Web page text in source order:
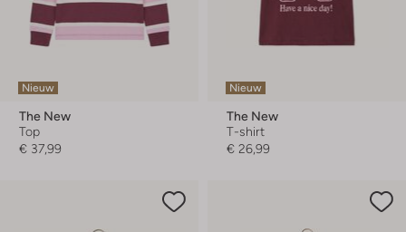
Nieuw
The New
Top
€ 37,99
Nieuw
The New
T-shirt
€ 26,99